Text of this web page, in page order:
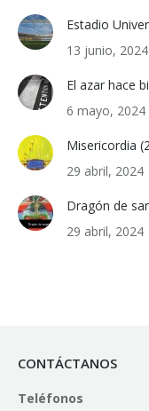
Estadio
13 junio, 2024
El azar hace
6 mayo, 2024
Misericordia
29 abril, 2024
Dragón de
29 abril, 2024
CONTÁCTANOS
Teléfonos